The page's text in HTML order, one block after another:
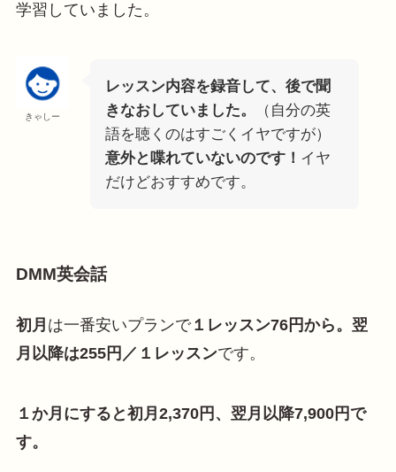
学習していました。
きゃしー
レッスン内容を録音して、後で聞
きなおしていました。
（自分の英
語を聴くのはすごくイヤですが）
意外と喋れていないのです！ イヤ
だけどおすすめです。
DMM英会話
初月 は一番安いプランで１レッスン76円から。翌
月以降は255円／１レッスンです。
１か月にすると初月2,370円、翌月以降7,900円で
す。